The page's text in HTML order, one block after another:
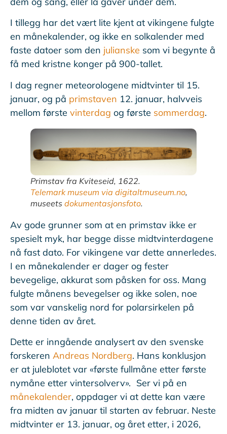
I tillegg har det vært lite kjent at vikingene fulgte
en månekalender, og ikke en solkalender med
faste datoer som den julianske som vi begynte å
få med kristne konger på 900-tallet.
I dag regner meteorologene midtvinter til 15.
januar, og på primstaven 12. januar, halvveis
mellom første vinterdag og første sommerdag.
Primstav fra Kviteseid, 1622.
Telemark museum via digitaltmuseum.no,
museets dokumentasjonsfoto.
Av gode grunner som at en primstav ikke er
spesielt myk, har begge disse midtvinterdagene
nå fast dato. For vikingene var dette annerledes.
I en månekalender er dager og fester
bevegelige, akkurat som påsken for oss. Mang
fulgte månens bevegelser og ikke solen, noe
som var vanskelig nord for polarsirkelen på
denne tiden av året.
Dette er inngående analysert av den svenske
forskeren Andreas Nordberg. Hans konklusjon
er at juleblotet var «første fullmåne etter første
nymåne etter vintersolverv». Ser vi på en
månekalender, oppdager vi at dette kan være
fra midten av januar til starten av februar. Neste
midtvinter er 13. januar, og året etter, i 2026,